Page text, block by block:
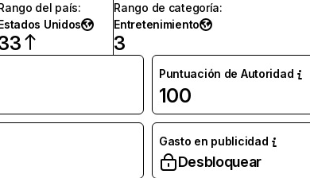
del país:
Unidos
Rango de categoría:
Entretenimiento
3
Puntuación de Autoridad
100
Gasto en publicidad
Desbloquear